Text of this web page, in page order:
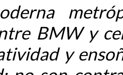
BMW y
y